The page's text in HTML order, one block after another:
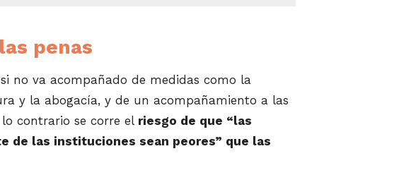
penas
no va acompañado de medidas como la
y la abogacía, y de un acompañamiento a las
contrario se corre el riesgo de que “las
de las instituciones sean peores” que las